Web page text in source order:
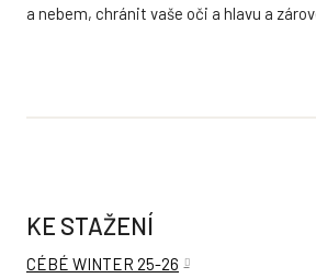
a nebem, chránit vaše oči a hlavu a
KE STAŽENÍ
CÉBÉ WINTER 25-26